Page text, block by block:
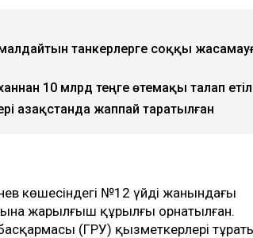
танкерлерге соққы
10 млрд теңге өтемақы талап
Қазақстанда жаппай таратылған
көшесіндегі №12 үйдің жанындағы
жарылғыш құрылғы орнатылған.
(ГРУ) қызметкерлері